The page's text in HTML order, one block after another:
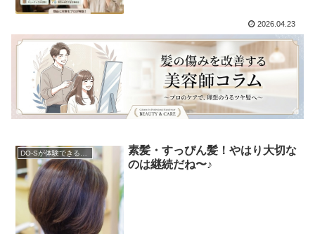
2026.04.23
DO-Sが体験できるサロン
素髪・すっぴん髪！やはり大切な
のは継続だね〜♪